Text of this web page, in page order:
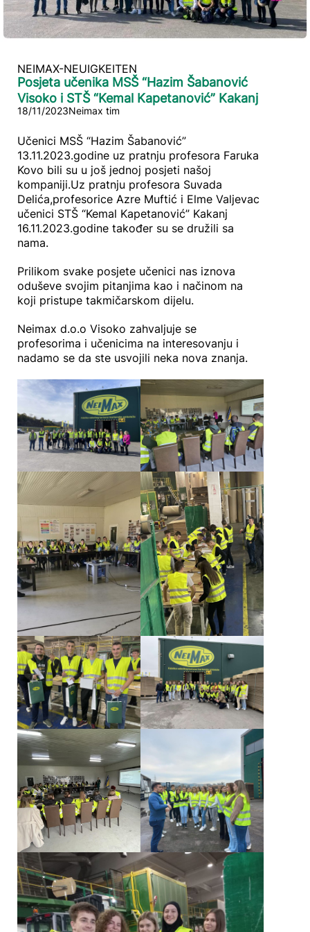
NEIMAX-NEUIGKEITEN
Posjeta učenika MSŠ “Hazim Šabanović
Visoko i STŠ “Kemal Kapetanović” Kakanj
18/11/2023Neimax tim
Učenici MSŠ “Hazim Šabanović”
13.11.2023.godine uz pratnju profesora Faruka
Kovo bili su u još jednoj posjeti našoj
kompaniji.Uz pratnju profesora Suvada
Delića,profesorice Azre Muftić i Elme Valjevac
učenici STŠ “Kemal Kapetanović” Kakanj
16.11.2023.godine također su se družili sa
nama.
Prilikom svake posjete učenici nas iznova
oduševe svojim pitanjima kao i načinom na
koji pristupe takmičarskom dijelu.
Neimax d.o.o Visoko zahvaljuje se
profesorima i učenicima na interesovanju i
nadamo se da ste usvojili neka nova znanja.